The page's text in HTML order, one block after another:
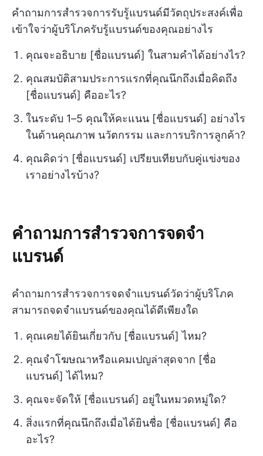
คำถามการสำรวจการรับรู้แบรนด์มีวัตถุประสงค์เพื่อ
เข้าใจว่าผู้บริโภครับรู้แบรนด์ของคุณอย่างไร
คุณจะอธิบาย [ชื่อแบรนด์] ในสามคำได้อย่างไร?
คุณสมบัติสามประการแรกที่คุณนึกถึงเมื่อคิดถึง
[ชื่อแบรนด์] คืออะไร?
ในระดับ 1–5 คุณให้คะแนน [ชื่อแบรนด์] อย่างไร
ในด้านคุณภาพ นวัตกรรม และการบริการลูกค้า?
คุณคิดว่า [ชื่อแบรนด์] เปรียบเทียบกับคู่แข่งของ
เราอย่างไรบ้าง?
คำถามการสำรวจการจดจำ
แบรนด์
คำถามการสำรวจการจดจำแบรนด์วัดว่าผู้บริโภค
สามารถจดจำแบรนด์ของคุณได้ดีเพียงใด
คุณเคยได้ยินเกี่ยวกับ [ชื่อแบรนด์] ไหม?
คุณจำโฆษณาหรือแคมเปญล่าสุดจาก [ชื่อ
แบรนด์] ได้ไหม?
คุณจะจัดให้ [ชื่อแบรนด์] อยู่ในหมวดหมู่ใด?
สิ่งแรกที่คุณนึกถึงเมื่อได้ยินชื่อ [ชื่อแบรนด์] คือ
อะไร?